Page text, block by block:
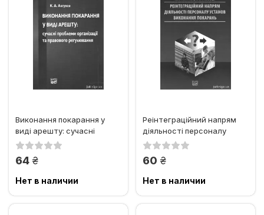
Виконання покарання у
виді арешту: сучасні
проблеми організації та...
64 грн.
Нет в наличии
Реінтеграційний напрям
діяльності персоналу
установ виконання
60 грн.
Нет в наличии